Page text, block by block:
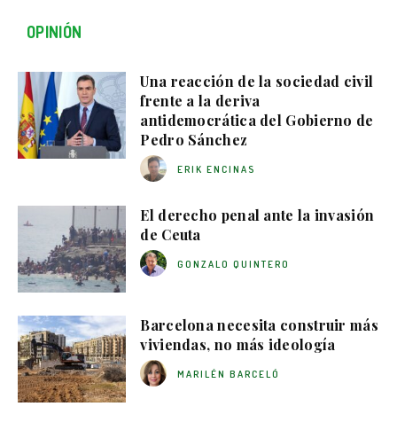
OPINIÓN
Una reacción de la sociedad civil
frente a la deriva
antidemocrática del Gobierno de
Pedro Sánchez
ERIK ENCINAS
El derecho penal ante la invasión
de Ceuta
GONZALO QUINTERO
Barcelona necesita construir más
viviendas, no más ideología
MARILÉN BARCELÓ